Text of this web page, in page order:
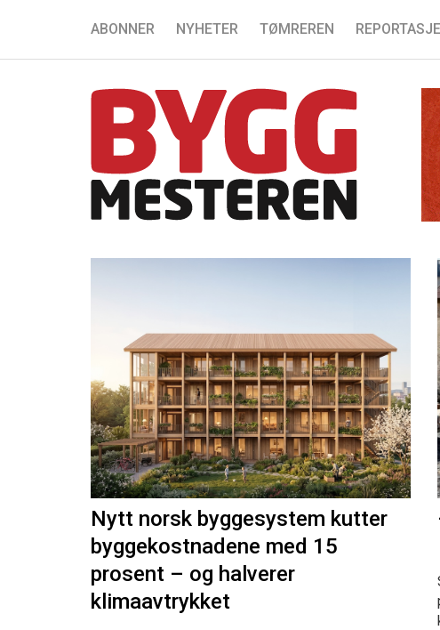
ABONNER NYHETER TØMREREN REPORTASJE
Nytt norsk byggesystem kutter
byggekostnadene med 15
prosent – og halverer
klimaavtrykket